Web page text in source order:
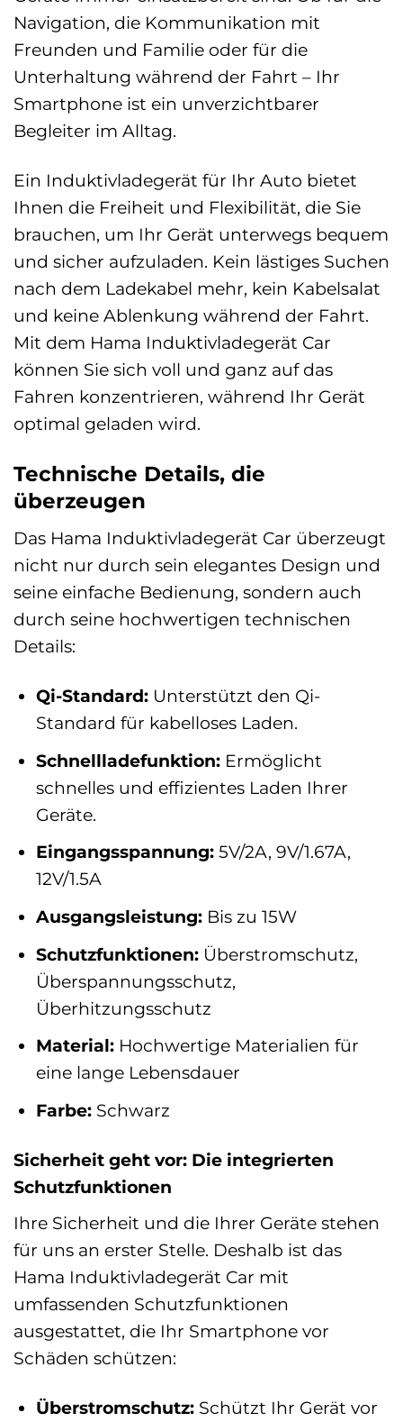
Navigation, die Kommunikation mit
Freunden und Familie oder für die
Unterhaltung während der Fahrt – Ihr
Smartphone ist ein unverzichtbarer
Begleiter im Alltag.
Ein Induktivladegerät für Ihr Auto bietet
Ihnen die Freiheit und Flexibilität, die Sie
brauchen, um Ihr Gerät unterwegs bequem
und sicher aufzuladen. Kein lästiges Suchen
nach dem Ladekabel mehr, kein Kabelsalat
und keine Ablenkung während der Fahrt.
Mit dem Hama Induktivladegerät Car
können Sie sich voll und ganz auf das
Fahren konzentrieren, während Ihr Gerät
optimal geladen wird.
Technische Details, die
überzeugen
Das Hama Induktivladegerät Car überzeugt
nicht nur durch sein elegantes Design und
seine einfache Bedienung, sondern auch
durch seine hochwertigen technischen
Details:
Qi-Standard: Unterstützt den Qi-
Standard für kabelloses Laden.
Schnellladefunktion: Ermöglicht
schnelles und effizientes Laden Ihrer
Geräte.
Eingangsspannung: 5V/2A, 9V/1.67A,
12V/1.5A
Ausgangsleistung: Bis zu 15W
Schutzfunktionen: Überstromschutz,
Überspannungsschutz,
Überhitzungsschutz
Material: Hochwertige Materialien für
eine lange Lebensdauer
Farbe: Schwarz
Sicherheit geht vor: Die integrierten
Schutzfunktionen
Ihre Sicherheit und die Ihrer Geräte stehen
für uns an erster Stelle. Deshalb ist das
Hama Induktivladegerät Car mit
umfassenden Schutzfunktionen
ausgestattet, die Ihr Smartphone vor
Schäden schützen:
Überstromschutz: Schützt Ihr Gerät vor